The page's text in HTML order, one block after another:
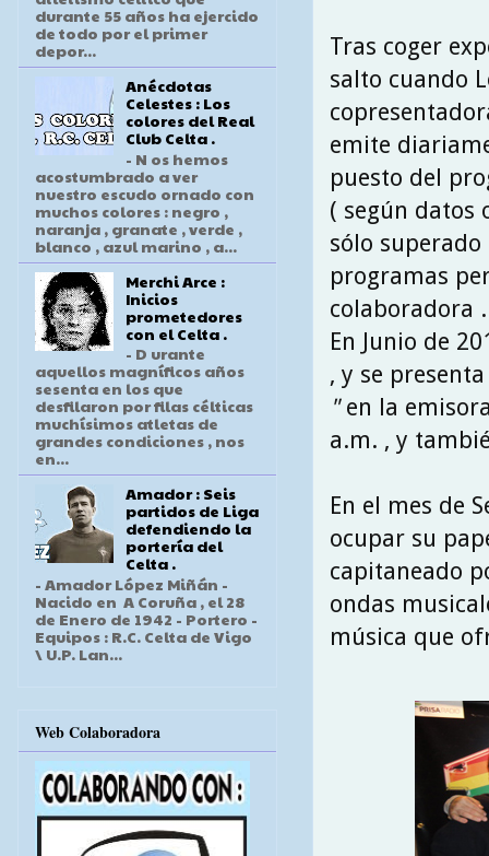
Tras coger
salto cuando
emite
puesto del
( según datos
sólo
programas
colaboradora .
En Junio de
, y se
"en la
a.m. , y
En el mes de
ocupar su
capitaneado
ondas
música que
durante 55 años ha ejercido
de todo por el primer
depor...
Anécdotas
Celestes : Los
colores del Real
Club Celta .
- N os hemos
acostumbrado a ver
nuestro escudo ornado con
muchos colores : negro ,
naranja , granate , verde ,
blanco , azul marino , a...
Merchi Arce :
Inicios
prometedores
con el Celta .
- D urante
aquellos magníficos años
sesenta en los que
desfilaron por filas célticas
muchísimos atletas de
grandes condiciones , nos
en...
Amador : Seis
partidos de Liga
defendiendo la
portería del
Celta .
- Amador López Miñán -
Nacido en A Coruña , el 28
de Enero de 1942 - Portero -
Equipos : R.C. Celta de Vigo
\ U.P. Lan...
Web Colaboradora